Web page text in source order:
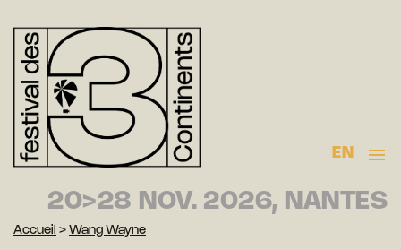
EN
20>28 NOV. 2026, NANTES
Accueil > Wang Wayne